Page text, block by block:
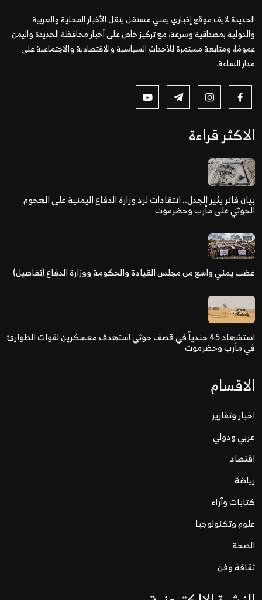
الحديدة لايف موقع إخباري يمني مستقل ينقل الأخبار المحلية والعربية
والدولية بمصداقية وسرعة، مع تركيز خاص على أخبار محافظة الحديدة واليمن
عمومًا، ومتابعة مستمرة للأحداث السياسية والاقتصادية والاجتماعية على
مدار الساعة.
الاكثر قراءة
بيان فاتر يثير الجدل.. انتقادات لرد وزارة الدفاع اليمنية على الهجوم
الحوثي على مأرب وحضرموت
غضب يمني واسع من مجلس القيادة والحكومة ووزارة الدفاع (تفاصيل)
استشهاد 45 جندياً في قصف حوثي استهدف معسكرين لقوات الطوارئ
في مأرب وحضرموت
الاقسام
اخبار وتقارير
عربي ودولي
اقتصاد
رياضة
كتابات وآراء
علوم وتكنولوجيا
الصحة
ثقافة وفن